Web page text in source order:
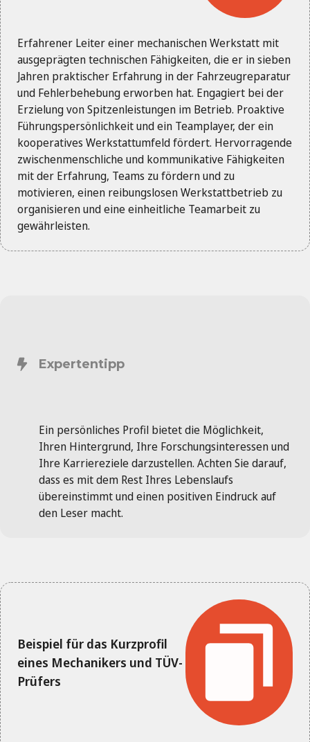
Erfahrener Leiter einer mechanischen Werkstatt mit
ausgeprägten technischen Fähigkeiten, die er in sieben
Jahren praktischer Erfahrung in der Fahrzeugreparatur
und Fehlerbehebung erworben hat. Engagiert bei der
Erzielung von Spitzenleistungen im Betrieb. Proaktive
Führungspersönlichkeit und ein Teamplayer, der ein
kooperatives Werkstattumfeld fördert. Hervorragende
zwischenmenschliche und kommunikative Fähigkeiten
mit der Erfahrung, Teams zu fördern und zu
motivieren, einen reibungslosen Werkstattbetrieb zu
organisieren und eine einheitliche Teamarbeit zu
gewährleisten.
Expertentipp
Ein persönliches Profil bietet die Möglichkeit,
Ihren Hintergrund, Ihre Forschungsinteressen und
Ihre Karriereziele darzustellen. Achten Sie darauf,
dass es mit dem Rest Ihres Lebenslaufs
übereinstimmt und einen positiven Eindruck auf
den Leser macht.
Beispiel für das Kurzprofil
eines Mechanikers und TÜV-
Prüfers